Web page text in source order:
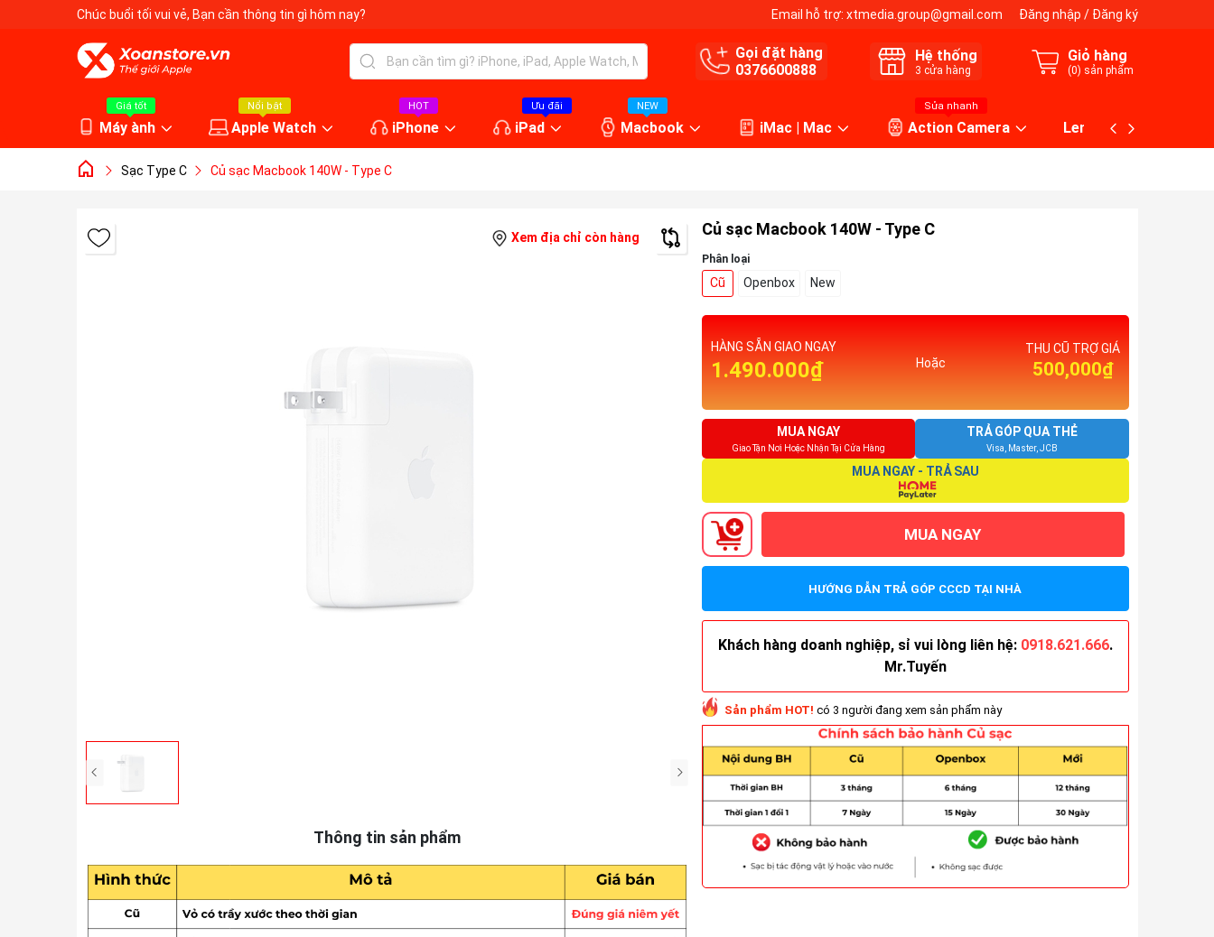
Chúc buổi tối vui vẻ, Bạn cần thông tin gì hôm nay? Email hỗ trợ: xtmedia.group@gmail.com Đăng nhập / Đăng ký
Gọi đặt hàng
0376600888
Hệ thống
3 cửa hàng
Giỏ hàng
(0) sản phẩm
Giá tốt
Máy ành
Nổi bật
Apple Watch
HOT
iPhone
Ưu đãi
iPad
NEW
Macbook iMac | Mac
Sửa nhanh
Action Camera Lens máy ảnh
Sạc Type C Củ sạc Macbook 140W - Type C
Xem địa chỉ còn hàng
Thông tin sản phẩm
Củ sạc Macbook 140W - Type C
Phân loại
Cũ Openbox New
HÀNG SẴN GIAO NGAY
1.490.000₫ Hoặc
THU CŨ TRỢ GIÁ
500,000₫
MUA NGAY
Giao Tận Nơi Hoặc Nhận Tại Cửa Hàng
TRẢ GÓP QUA THẺ
Visa, Master, JCB
MUA NGAY - TRẢ SAU
MUA NGAY
HƯỚNG DẪN TRẢ GÓP CCCD TẠI NHÀ
Khách hàng doanh nghiệp, sỉ vui lòng liên hệ: 0918.621.666.
Mr.Tuyến
Sản phẩm HOT! có 3 người đang xem sản phẩm này